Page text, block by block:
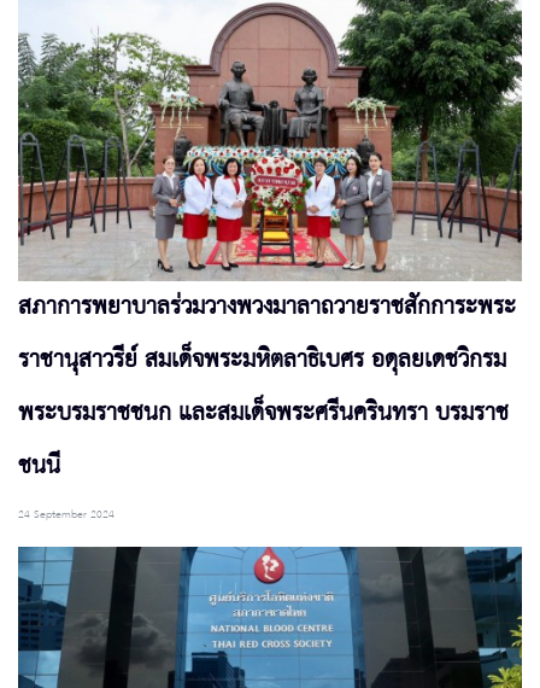
สภาการพยาบาลร่วมวางพวงมาลาถวายราชสักการะพระ
ราชานุสาวรีย์ สมเด็จพระมหิตลาธิเบศร อดุลยเดชวิกรม
พระบรมราชชนก และสมเด็จพระศรีนครินทรา บรมราช
ชนนี
24 September 2024